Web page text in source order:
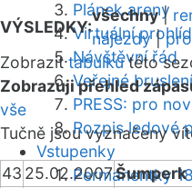
Plánek areny
Virtuální
Návštěvní řád
Veřejné bruslení
PRESS: pro
Rozpis ledové
Vstupenky
Permanentky
VÝSLEDKY:
všechny|
nájezdy|
Zobrazittabulkutéto
Zobrazuji přehled
vše
Tučně jsou vyznačeny
43 25.02.2007Šumperk